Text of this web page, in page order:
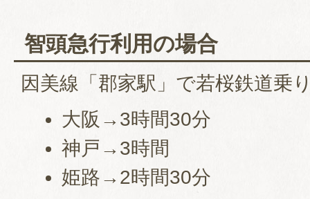
智頭急行利用の場合
因美線「郡家駅」で若桜鉄道乗
大阪→3時間30分
神戸→3時間
姫路→2時間30分